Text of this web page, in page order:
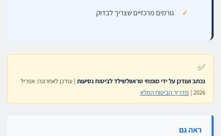
גורמים מרכזיים שצריך לבדוק
✅
נכתב ועודכן על ידי מומחי טראוולשילד לביטוח נסיעות | עודכן לאחרונה: אפריל
2026 | מדריך הביטוח המלא
ראה גם